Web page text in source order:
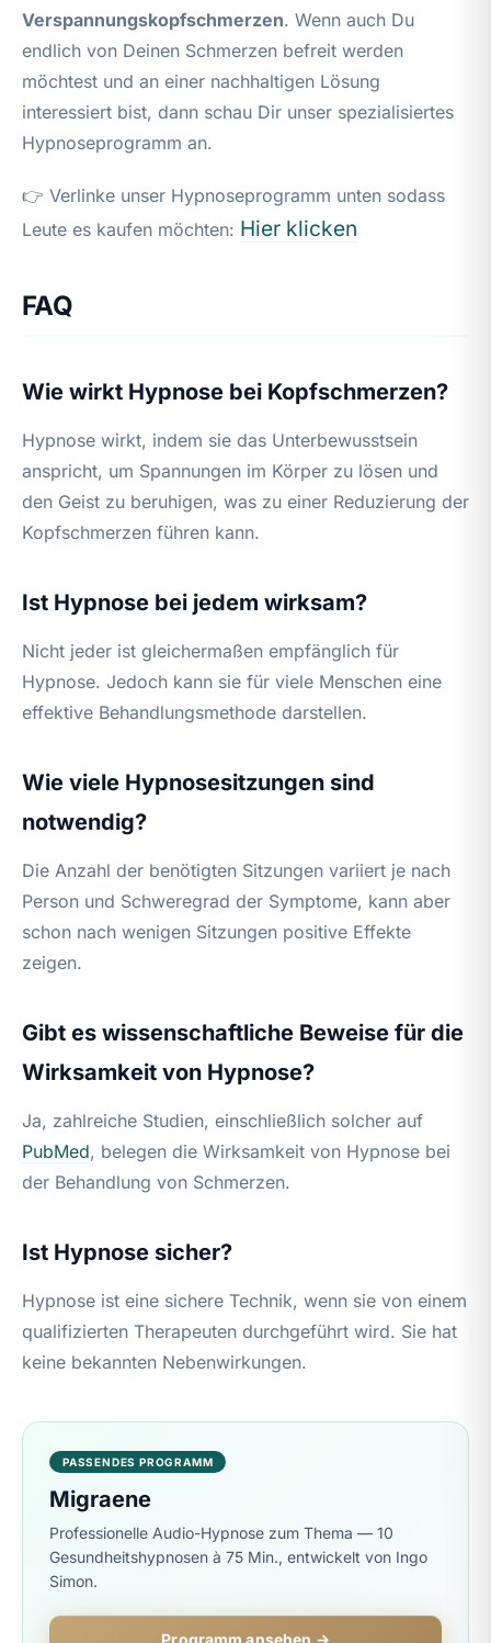
Verspannungskopfschmerzen. Wenn auch Du
endlich von Deinen Schmerzen befreit werden
möchtest und an einer nachhaltigen Lösung
interessiert bist, dann schau Dir unser spezialisiertes
Hypnoseprogramm an.
👉 Verlinke unser Hypnoseprogramm unten sodass
Leute es kaufen möchten: Hier klicken
FAQ
Wie wirkt Hypnose bei Kopfschmerzen?
Hypnose wirkt, indem sie das Unterbewusstsein
anspricht, um Spannungen im Körper zu lösen und
den Geist zu beruhigen, was zu einer Reduzierung der
Kopfschmerzen führen kann.
Ist Hypnose bei jedem wirksam?
Nicht jeder ist gleichermaßen empfänglich für
Hypnose. Jedoch kann sie für viele Menschen eine
effektive Behandlungsmethode darstellen.
Wie viele Hypnosesitzungen sind
notwendig?
Die Anzahl der benötigten Sitzungen variiert je nach
Person und Schweregrad der Symptome, kann aber
schon nach wenigen Sitzungen positive Effekte
zeigen.
Gibt es wissenschaftliche Beweise für die
Wirksamkeit von Hypnose?
Ja, zahlreiche Studien, einschließlich solcher auf
PubMed, belegen die Wirksamkeit von Hypnose bei
der Behandlung von Schmerzen.
Ist Hypnose sicher?
Hypnose ist eine sichere Technik, wenn sie von einem
qualifizierten Therapeuten durchgeführt wird. Sie hat
keine bekannten Nebenwirkungen.
PASSENDES PROGRAMM
Migraene
Professionelle Audio-Hypnose zum Thema — 10
Gesundheitshypnosen à 75 Min., entwickelt von Ingo
Simon.